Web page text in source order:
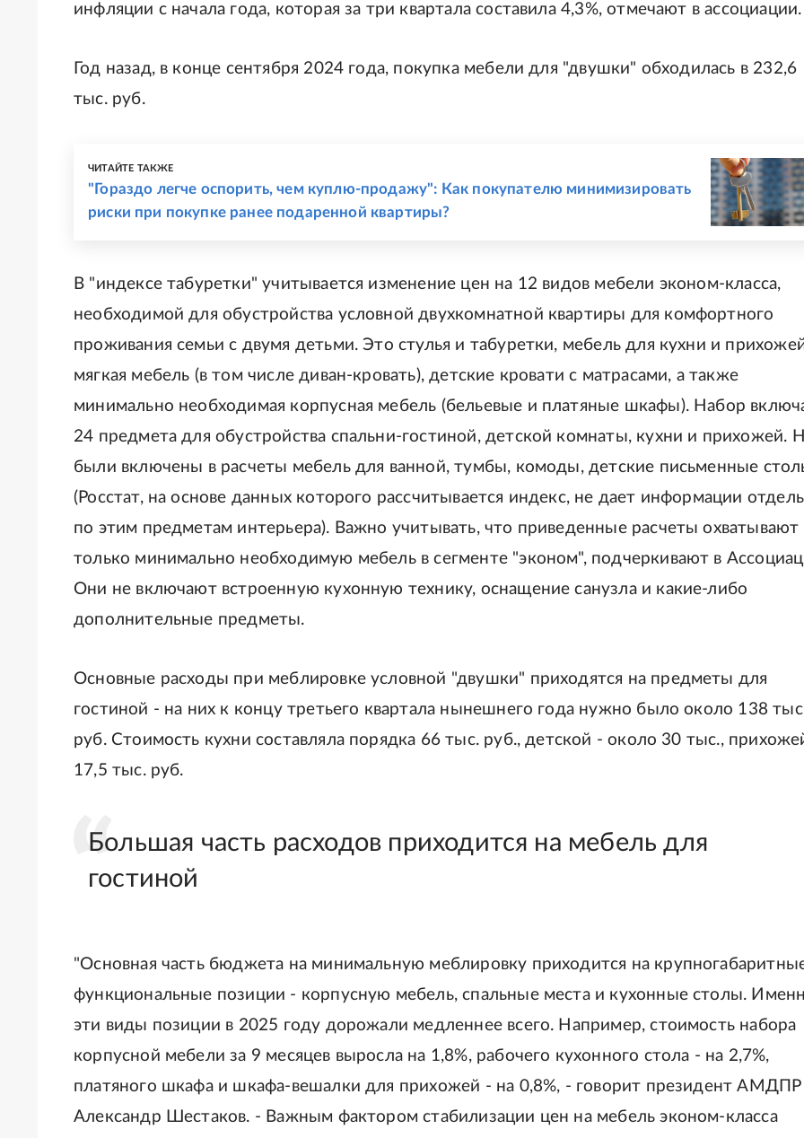
инфляции с начала года, которая за три квартала составила 4,3%, отмечают в ассоциации.
Год назад, в конце сентября 2024 года, покупка мебели для "двушки" обходилась в 232,6
тыс. руб.
ЧИТАЙТЕ ТАКЖЕ
"Гораздо легче оспорить, чем куплю-продажу": Как покупателю минимизировать
риски при покупке ранее подаренной квартиры?
В "индексе табуретки" учитывается изменение цен на 12 видов мебели эконом-класса,
необходимой для обустройства условной двухкомнатной квартиры для комфортного
проживания семьи с двумя детьми. Это стулья и табуретки, мебель для кухни и
мягкая мебель (в том числе диван-кровать), детские кровати с матрасами, а также
минимально необходимая корпусная мебель (бельевые и платяные шкафы). Набор
24 предмета для обустройства спальни-гостиной, детской комнаты, кухни и прихожей.
были включены в расчеты мебель для ванной, тумбы, комоды, детские письменные
(Росстат, на основе данных которого рассчитывается индекс, не дает информации
по этим предметам интерьера). Важно учитывать, что приведенные расчеты охватывают
только минимально необходимую мебель в сегменте "эконом", подчеркивают в
Они не включают встроенную кухонную технику, оснащение санузла и какие-либо
дополнительные предметы.
Основные расходы при меблировке условной "двушки" приходятся на предметы для
гостиной - на них к концу третьего квартала нынешнего года нужно было около 138
руб. Стоимость кухни составляла порядка 66 тыс. руб., детской - около 30 тыс.,
17,5 тыс. руб.
Большая часть расходов приходится на мебель для
гостиной
"Основная часть бюджета на минимальную меблировку приходится на
функциональные позиции - корпусную мебель, спальные места и кухонные столы.
эти виды позиции в 2025 году дорожали медленнее всего. Например, стоимость набора
корпусной мебели за 9 месяцев выросла на 1,8%, рабочего кухонного стола - на 2,7%,
платяного шкафа и шкафа-вешалки для прихожей - на 0,8%, - говорит президент АМДПР
Александр Шестаков. - Важным фактором стабилизации цен на мебель эконом-класса